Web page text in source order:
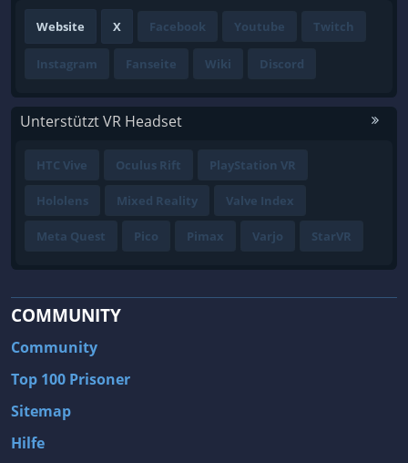
Website X Facebook Youtube Twitch
Instagram Fanseite Wiki Discord
Unterstützt VR Headset
HTC Vive Oculus Rift PlayStation VR
Hololens Mixed Reality Valve Index
Meta Quest Pico Pimax Varjo StarVR
COMMUNITY
Community
Top 100 Prisoner
Sitemap
Hilfe